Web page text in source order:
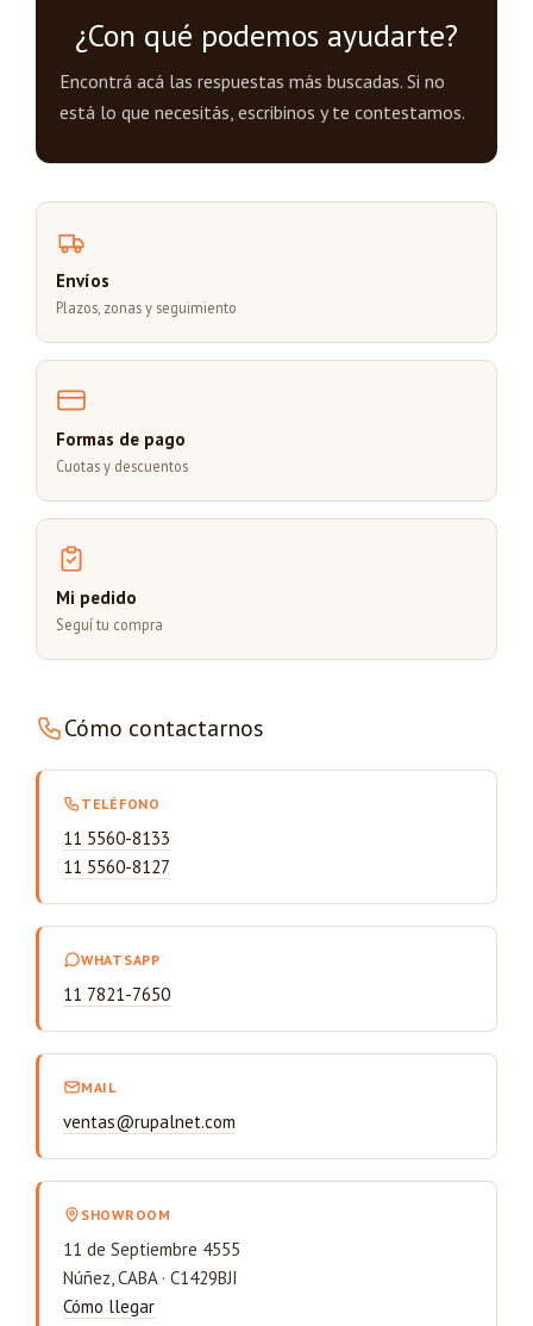
¿Con qué podemos ayudarte?
Encontrá acá las respuestas más buscadas. Si no
está lo que necesitás, escribinos y te contestamos.
Envíos
Plazos, zonas y seguimiento
Formas de pago
Cuotas y descuentos
Mi pedido
Seguí tu compra
Cómo contactarnos
TELÉFONO
11 5560-8133
11 5560-8127
WHATSAPP
11 7821-7650
MAIL
ventas@rupalnet.com
SHOWROOM
11 de Septiembre 4555
Núñez, CABA · C1429BJI
Cómo llegar